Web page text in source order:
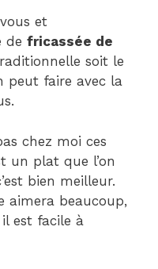
et
de fricassée de
soit le
peut faire avec la
chez moi ces
un plat que l’on
bien meilleur.
aimera beaucoup,
est facile à